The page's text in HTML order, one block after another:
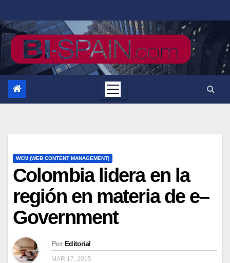
al
contenido
WCM (WEB CONTENT MANAGEMENT)
Colombia lidera en la
región en materia de e–
Government
Por Editorial
MAR 17, 2015